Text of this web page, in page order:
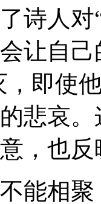
诗人
让自
即使
悲哀
，也
能相